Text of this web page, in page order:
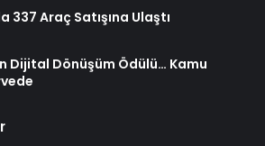
337 Araç Satışına Ulaştı
Dijital Dönüşüm Ödülü… Kamu